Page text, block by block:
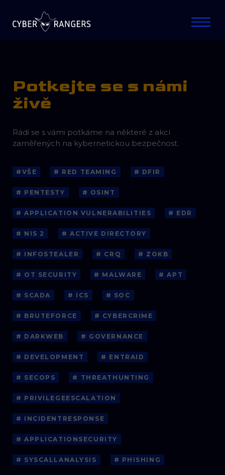
Potkejte se s námi
živě
Rádi se s vámi potkáme na některé z akcí
zaměřených na kybernetickou bezpečnost.
#VŠE # RED TEAMING # DFIR
# PENTESTY # OSINT
# APPLICATION VULNERABILITIES # EDR
# NIS 2 # ACTIVE DIRECTORY
# INFOSTEALER # CRQ # ZOKB
# OT SECURITY # MALWARE # APT
# SCADA # ICS # SOC
# BRUTEFORCE # CYBERCRIME
# DARKWEB # GOVERNANCE
# DEVELOPMENT # ENTRAID
# SECOPS # THREATHUNTING
# PRIVILEGEESCALATION
# INCIDENTRESPONSE
# APPLICATIONSECURITY
# SYSCALLANALYSIS # PHISHING